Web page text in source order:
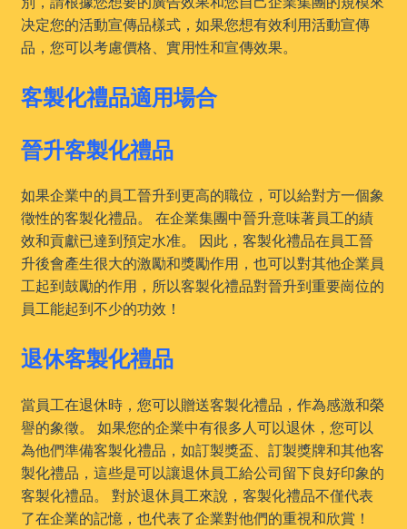
决定您的活動宣傳品樣式，如果您想有效利用活動宣傳
品，您可以考慮價格、實用性和宣傳效果。
客製化禮品適用場合
晉升客製化禮品
如果企業中的員工晉升到更高的職位，可以給對方一個象
徵性的客製化禮品。 在企業集團中晉升意味著員工的績
效和貢獻已達到預定水准。 因此，客製化禮品在員工晉
升後會產生很大的激勵和獎勵作用，也可以對其他企業員
工起到鼓勵的作用，所以客製化禮品對晉升到重要崗位的
員工能起到不少的功效！
退休客製化禮品
當員工在退休時，您可以贈送客製化禮品，作為感激和榮
譽的象徵。 如果您的企業中有很多人可以退休，您可以
為他們準備客製化禮品，如訂製獎盃、訂製獎牌和其他客
製化禮品，這些是可以讓退休員工給公司留下良好印象的
客製化禮品。 對於退休員工來說，客製化禮品不僅代表
了在企業的記憶，也代表了企業對他們的重視和欣賞！